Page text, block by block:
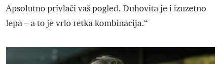
Apsolutno privlači vaš pogled. Duhovita je i izuzetno
lepa – a to je vrlo retka kombinacija.“